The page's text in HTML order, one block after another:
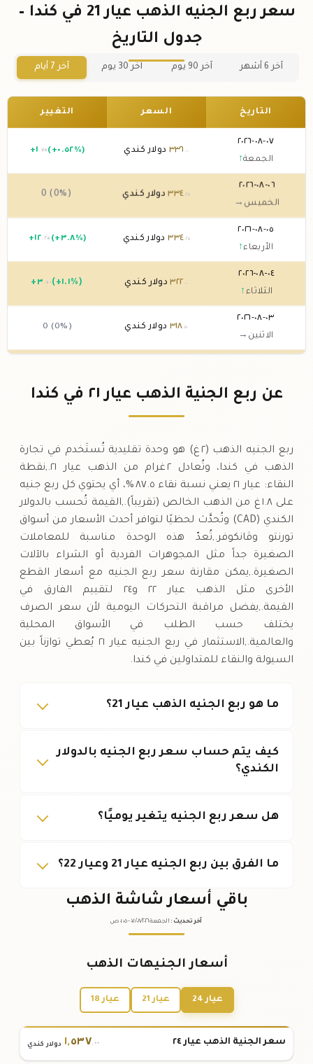
سعر ربع الجنيه الذهب عيار 21 في كندا –
جدول التاريخ
آخر 6 أشهر آخر 90 يوم آخر 30 يوم آخر 7 أيام
التاريخ السعر التغيير
٠٧-٠٨-٢٠٢٦
الجمعة↑
٣٣٦ .٠٠ دولار كندي +١ .٧٥ (+٠.٥٢%)
٠٦-٠٨-٢٠٢٦
الخميس →
٣٣٤ .٢٥ دولار كندي 0 (0%)
٠٥-٠٨-٢٠٢٦
الأربعاء↑
٣٣٤.٢٥ دولار كندي +١٢ .٢٥ (+٣.٨%)
٠٤-٠٨-٢٠٢٦
الثلاثاء ↑
٣٢٢ .٠٠ دولار كندي + ٣ .٥٠ (+١.١%)
٠٣-٠٨-٢٠٢٦
الاثنين →
٣١٨ .٥٠ دولار كندي 0 (0%)
٣١٨.٥٠ دولار كندي
عن ربع الجنية الذهب عيار ٢١ في كندا
ربع الجنيه الذهب (٢ غ) هو وحدة تقليدية تُستَخدم في تجارة
الذهب في كندا، وتُعادل ٢ غرام من الذهب عيار ٢١.,نقطة
النقاء: عيار ٢١ يعني نسبة نقاء ٨٧.٥ %، أي يحتوي كل ربع جنيه
على ١.٨ غ من الذهب الخالص (تقريباً).,القيمة تُحسب بالدولار
الكندي (CAD) وتُحدَّث لحظيًا لتوافر أحدث الأسعار من أسواق
تورنتو وڤانكوفر.,تُعدّ هذه الوحدة مناسبة للمعاملات
الصغيرة جداً مثل المجوهرات الفردية أو الشراء بالآلات
الصغيرة.,يمكن مقارنة سعر ربع الجنيه مع أسعار القطع
الأخرى مثل الذهب عيار ٢٢ و٢٤ لتقييم الفارق في
القيمة.,يفضل مراقبة التحركات اليومية لأن سعر الصرف
يختلف حسب الطلب في الأسواق المحلية
والعالمية.,الاستثمار في ربع الجنيه عيار ٢١ يُعطي توازناً بين
السيولة والنقاء للمتداولين في كندا.
ما هو ربع الجنيه الذهب عيار 21؟
كيف يتم حساب سعر ربع الجنيه بالدولار
الكندي؟
هل سعر ربع الجنيه يتغير يوميًا؟
ما الفرق بين ربع الجنيه عيار 21 وعيار 22؟
باقي أسعار شاشة الذهب
آخر تحديث : الجمعة ٠٧ /٠٨/٢٠٢٦ - ٠١:٠٥ ص
أسعار الجنيهات الذهب
عيار 24 عيار 21 عيار 18
سعر الجنية الذهب عيار ٢٤ ١,٥٣٧.٠٠ دولار كندي